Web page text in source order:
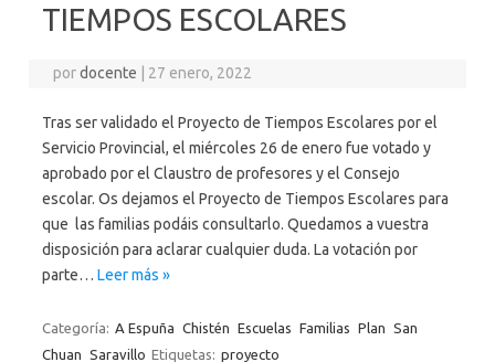
TIEMPOS ESCOLARES
pordocente | 27 enero, 2022
Tras ser validado el Proyecto de Tiempos Escolares por el
Servicio Provincial, el miércoles 26 de enero fue votado y
aprobado por el Claustro de profesores y el Consejo
escolar. Os dejamos el Proyecto de Tiempos Escolares para
que las familias podáis consultarlo. Quedamos a vuestra
disposición para aclarar cualquier duda. La votación por
parte… Leer más »
Categoría: A Espuña Chistén Escuelas Familias Plan San
Chuan Saravillo Etiquetas: proyecto